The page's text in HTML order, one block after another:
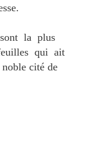
la plus
qui ait
cité de